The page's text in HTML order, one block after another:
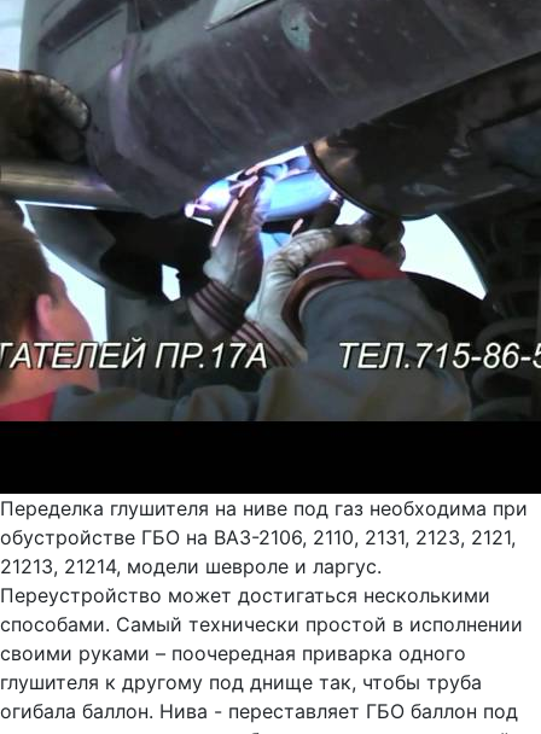
Переделка глушителя на ниве под газ необходима при
обустройстве ГБО на ВАЗ-2106, 2110, 2131, 2123, 2121,
21213, 21214, модели шевроле и ларгус.
Переустройство может достигаться несколькими
способами. Самый технически простой в исполнении
своими руками – поочередная приварка одного
глушителя к другому под днище так, чтобы труба
огибала баллон. Нива - переставляет ГБО баллон под